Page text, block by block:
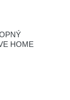
HOME